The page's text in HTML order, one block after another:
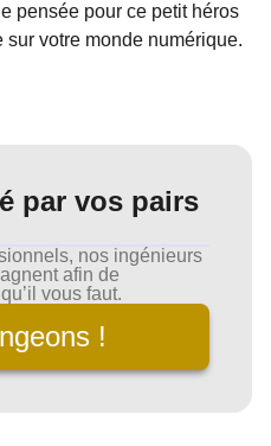
pensée pour ce petit héros
votre monde numérique.
par vos pairs
nos ingénieurs
afin de
vous faut.
!